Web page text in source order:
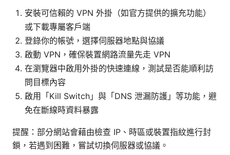
安裝可信賴的 VPN 外掛（如官方提供的擴充功能）
或下載專屬客戶端
登錄你的帳號，選擇伺服器地點與協議
啟動 VPN，確保裝置網路流量先走 VPN
在瀏覽器中啟用外掛的快速連線，測試是否能順利訪
問目標內容
啟用「Kill Switch」與「DNS 泄漏防護」等功能，避
免在斷線時資料暴露
提醒：部分網站會藉由檢查 IP、時區或裝置指紋進行封
鎖，若遇到困難，嘗試切換伺服器或協議。